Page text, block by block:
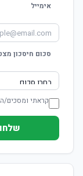
אימייל
סכום חיסכון
קראתי ומסכים/
שלחו